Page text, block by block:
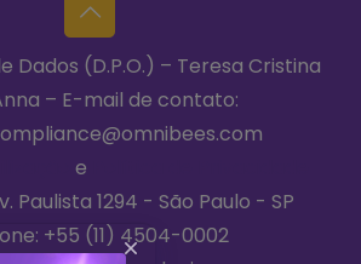
Dados (D.P.O.) – Teresa Cristina
– E-mail de contato:
e
Paulista 1294 - São Paulo - SP
+55 (11) 4504-0002